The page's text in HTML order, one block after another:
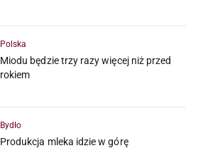
Polska
Miodu będzie trzy razy więcej niż przed
rokiem
Bydło
Produkcja mleka idzie w górę